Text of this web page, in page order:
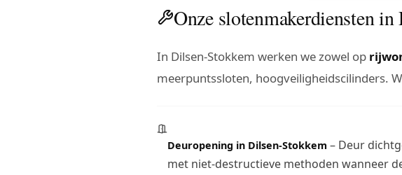
Onze slotenmakerdiensten
In Dilsen-Stokkem werken we zowel op
meerpuntssloten, hoogveiligheidscilinders.
Deuropening in Dilsen-Stokkem – Deur
met niet-destructieve methoden wanneer